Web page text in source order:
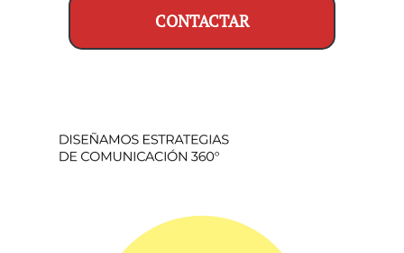
CONTACTAR